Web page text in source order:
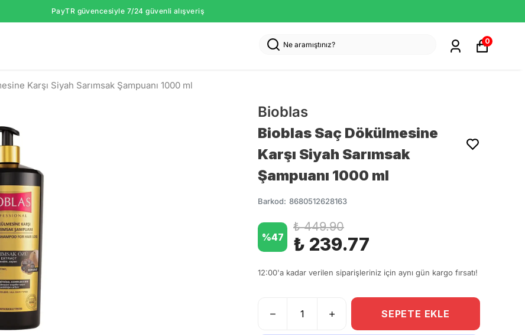
PayTR güvencesiyle 7/24 güvenli alışveriş
0
Karşı Siyah Sarımsak Şampuanı 1000 ml
Bioblas
Bioblas Saç Dökülmesine
Karşı Siyah Sarımsak
Şampuanı 1000 ml
Barkod: 8680512628163
%47
₺ 449.90
₺ 239.77
12:00'a kadar verilen siparişleriniz için aynı gün kargo fırsatı!
SEPETE EKLE